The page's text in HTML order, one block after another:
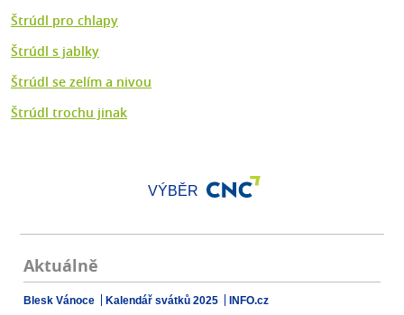
Štrúdl pro chlapy
Štrúdl s jablky
Štrúdl se zelím a nivou
Štrúdl trochu jinak
VÝBĚR
Aktuálně
Blesk Vánoce Kalendář svátků 2025 INFO.cz